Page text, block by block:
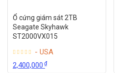
Ổ cứng giám sát 2TB
Seagate Skyhawk
ST2000VX015
- USA
2,400,000₫